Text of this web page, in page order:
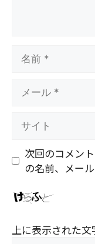
次回のコメン
の名前、メー
上に表示された文